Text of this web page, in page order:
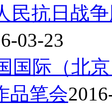
民抗日战
03-23
国际（北
品笔会